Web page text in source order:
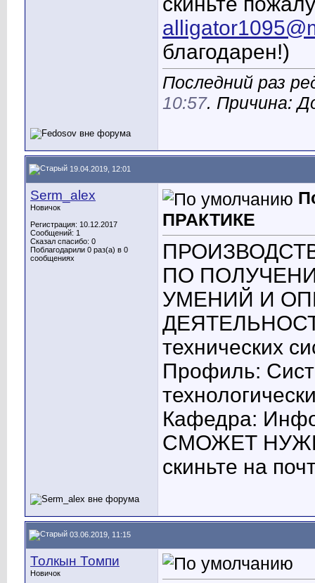
благодарен!)
Последний раз
10:57. Причина:
19.04.2019, 12:01
Serm_alex
Новичок
Регистрация: 10.12.2017
Сообщений: 1
Сказал спасибо: 0
Поблагодарили 0 раз(а) в 0
сообщениях
ПРАКТИКЕ
ПО
УМЕНИЙ И
технических
Профиль:
Кафедра:
СМОЖЕТ
скиньте на
03.06.2019, 11:15
Толкын Томпи
Новичок